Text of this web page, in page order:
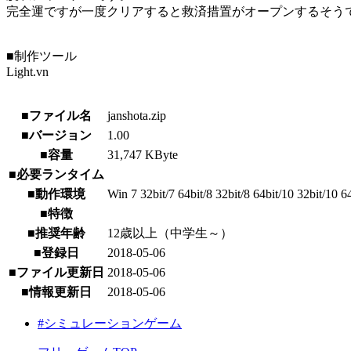
完全運ですが一度クリアすると救済措置がオープンするそう
■制作ツール
Light.vn
■ファイル名
janshota.zip
■バージョン
1.00
■容量
31,747 KByte
■必要ランタイム
■動作環境
Win 7 32bit/7 64bit/8 32bit/8 64bit/10 32bit/10
■特徴
■推奨年齢
12歳以上（中学生～）
■登録日
2018-05-06
■ファイル更新日 2018-05-06
■情報更新日
2018-05-06
#シミュレーションゲーム